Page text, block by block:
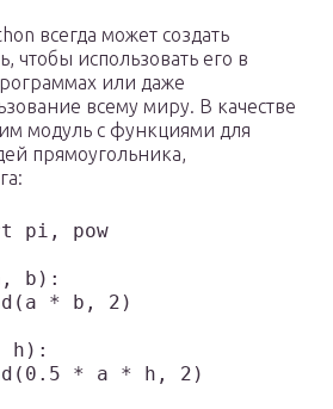
всегда может создать
чтобы использовать его в
или даже
всему миру. В качестве
модуль с функциями для
прямоугольника,
pi, pow
b):
* b, 2)
h):
* a * h, 2)